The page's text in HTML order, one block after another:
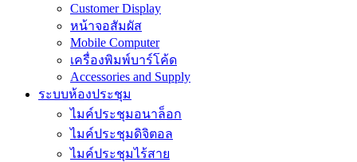
Customer Display
หน้าจอสัมผัส
Mobile Computer
เครื่องพิมพ์บาร์โค้ด
Accessories and Supply
ระบบห้องประชุม
ไมค์ประชุมอนาล็อก
ไมค์ประชุมดิจิตอล
ไมค์ประชุมไร้สาย